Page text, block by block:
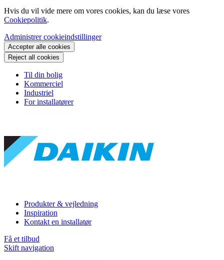
Hvis du vil vide mere om vores cookies, kan du læse vores
Cookiepolitik.
Administrer cookieindstillinger
Accepter alle cookies
Reject all cookies
Til din bolig
Kommerciel
Industriel
For installatører
Produkter & vejledning
Inspiration
Kontakt en installatør
Få et tilbud
Skift navigation